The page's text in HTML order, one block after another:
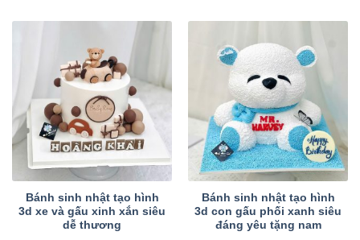
Bánh sinh nhật tạo hình
3d xe và gấu xinh xắn siêu
dễ thương
Bánh sinh nhật tạo hình
3d con gấu phối xanh siêu
đáng yêu tặng nam